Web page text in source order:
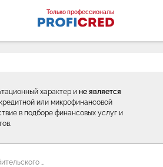
Только профессионалы
характер ине является
или микрофинансовой
в подборе финансовых услуг и
…